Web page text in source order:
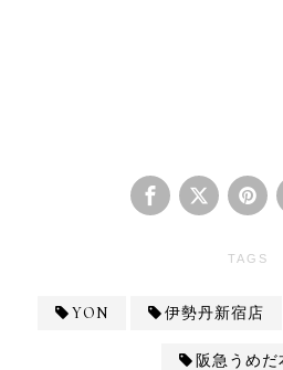
TAGS
YON 伊勢丹新宿店
阪急うめだ